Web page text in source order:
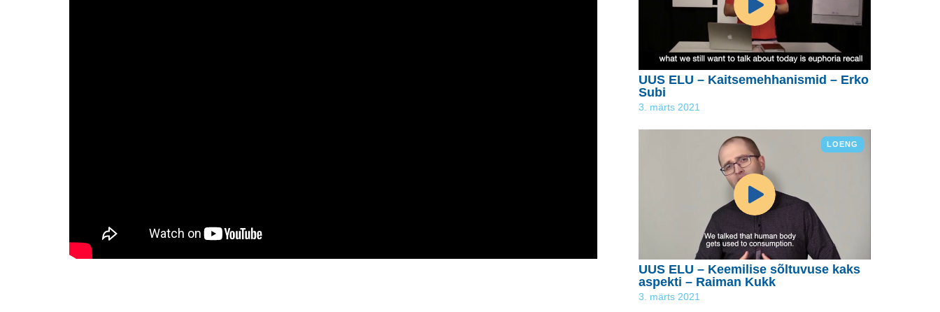
UUS ELU – Kaitsemehhanismid – Erko
Subi
3. märts 2021
LOENG
UUS ELU – Keemilise sõltuvuse kaks
aspekti – Raiman Kukk
3. märts 2021